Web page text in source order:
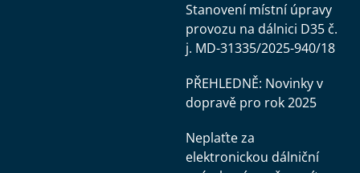
Stanovení místní úpravy
provozu na dálnici D35 č.
j. MD-31335/2025-940/18
PŘEHLEDNĚ: Novinky v
dopravě pro rok 2025
Neplaťte za
elektronickou dálniční